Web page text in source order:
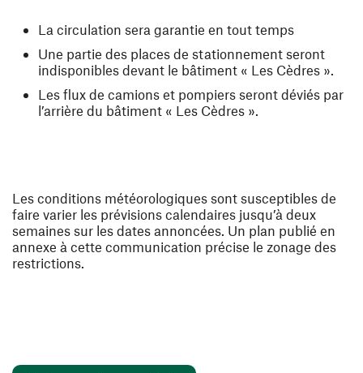
La circulation sera garantie en tout temps
Une partie des places de stationnement seront
indisponibles devant le bâtiment « Les Cèdres ».
Les flux de camions et pompiers seront déviés par
l’arrière du bâtiment « Les Cèdres ».
Les conditions météorologiques sont susceptibles de
faire varier les prévisions calendaires jusqu’à deux
semaines sur les dates annoncées. Un plan publié en
annexe à cette communication précise le zonage des
restrictions.